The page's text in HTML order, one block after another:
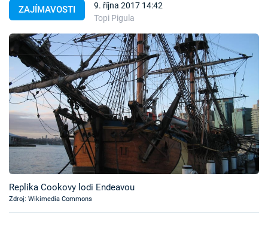
Témata
Témata
Pořady
TV Program
Časopis
Sledujte prima+
ZAJÍMAVOSTI
9. října 2017 14:42
Topi Pigula
Replika Cookovy lodi Endeavou
Zdroj: Wikimedia Commons